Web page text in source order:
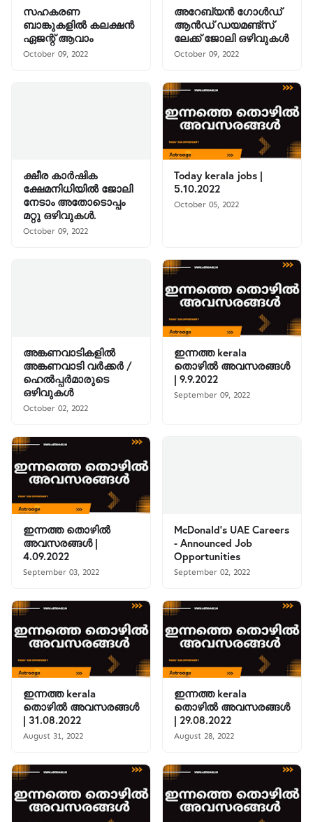
സഹകരണ
ബാങ്കുകളിൽ കലക്ഷൻ
ഏജന്റ് ആവാം
October 09, 2022
അറേബ്യൻ ഗോൾഡ്
ആൻഡ് ഡയമണ്ട്സ്
ലേക്ക് ജോലി ഒഴിവുകൾ
October 09, 2022
ക്ഷീര കാർഷിക
ക്ഷേമനിധിയിൽ ജോലി
നേടാം അതോടൊപ്പം
മറ്റു ഒഴിവുകൾ.
October 09, 2022
Today kerala jobs |
5.10.2022
October 05, 2022
അങ്കണവാടികളിൽ
അങ്കണവാടി വർക്കർ /
ഹെൽപ്പർമാരുടെ
ഒഴിവുകൾ
October 02, 2022
ഇന്നത്ത kerala
തൊഴിൽ അവസരങ്ങൾ
| 9.9.2022
September 09, 2022
ഇന്നത്ത തൊഴിൽ
അവസരങ്ങൾ |
4.09.2022
September 03, 2022
McDonald’s UAE Careers
- Announced Job
Opportunities
September 02, 2022
ഇന്നത്ത kerala
തൊഴിൽ അവസരങ്ങൾ
| 31.08.2022
August 31, 2022
ഇന്നത്ത kerala
തൊഴിൽ അവസരങ്ങൾ
| 29.08.2022
August 28, 2022